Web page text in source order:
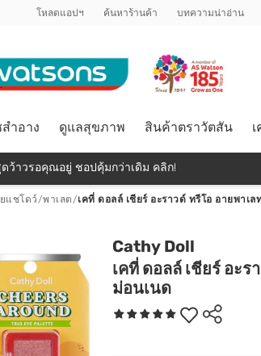
โหลดแอปฯ ค้นหาร้านค้า บทความน่าอ่าน
สำอาง ดูแลสุขภาพ สินค้าตราวัตสัน
ว้าวรอคุณอยู่ ชอปคุ้มกว่าเดิม คลิก!
แชโดว์/พาเลต/เคที่ ดอลล์ เชียร์ อะราวด์ ทรีโอ อายพาเ
Cathy Doll
เคที่ ดอลล์ เชียร์ อะร
ม่อนเนด